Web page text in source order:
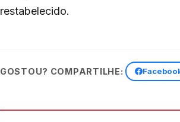
restabelecido.
GOSTOU? COMPARTILHE: